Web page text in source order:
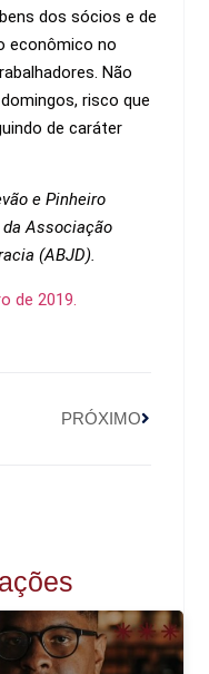
dos sócios e de
econômico no
Não
risco que
de caráter
e Pinheiro
Associação
(ABJD).
de 2019.
PRÓXIMO